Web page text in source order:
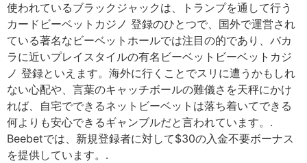
使われているブラックジャックは、トランプを通して行う
カードビーベットカジノ 登録のひとつで、国外で運営され
ている著名なビーベットホールでは注目の的であり、バカ
ラに近いプレイスタイルの有名ビーベットビーベットカジ
ノ 登録といえます。海外に行くことでスリに遭うかもしれ
ない心配や、言葉のキャッチボールの難儀さを天秤にかけ
れば、自宅でできるネットビーベットは落ち着いてできる
何よりも安心できるギャンブルだと言われています。.
Beebetでは、新規登録者に対して$30の入金不要ボーナス
を提供しています。.